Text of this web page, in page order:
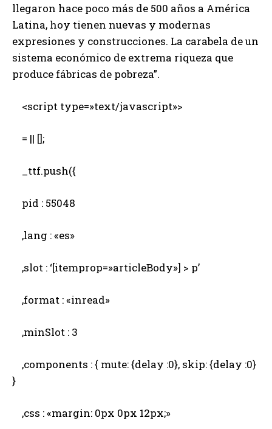
llegaron hace poco más de 500 años a América
Latina, hoy tienen nuevas y modernas
expresiones y construcciones. La carabela de un
sistema económico de extrema riqueza que
produce fábricas de pobreza”.
<script type=»text/javascript»>
= || [];
_ttf.push({
pid : 55048
,lang : «es»
,slot : ‘[itemprop=»articleBody»] > p’
,format : «inread»
,minSlot : 3
,components : { mute: {delay :0}, skip: {delay :0}
}
,css : «margin: 0px 0px 12px;»